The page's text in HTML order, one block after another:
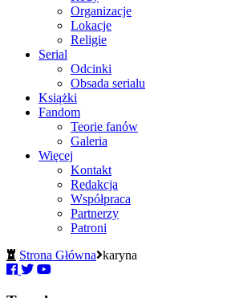
Organizacje
Lokacje
Religie
Serial
Odcinki
Obsada serialu
Książki
Fandom
Teorie fanów
Galeria
Więcej
Kontakt
Redakcja
Współpraca
Partnerzy
Patroni
Strona Główna karyna